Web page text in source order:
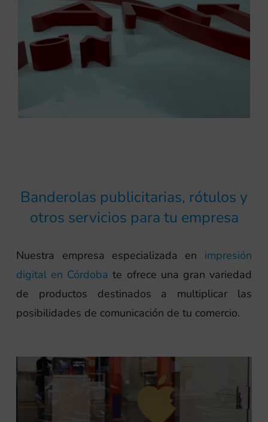
Banderolas publicitarias, rótulos y
otros servicios para tu empresa
Nuestra empresa especializada en impresión
digital en Córdoba te ofrece una gran variedad
de productos destinados a multiplicar las
posibilidades de comunicación de tu comercio.